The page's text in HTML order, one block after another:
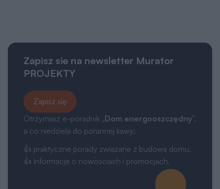
Zapisz sie na newsletter Murator
PROJEKTY
Zapisz się
Otrzymasz e-poradnik „Dom energooszczędny”,
a co niedziela do porannej kawy:
👍 praktyczne porady związane z budową domu,
👍 informacje o nowościach i promocjach.